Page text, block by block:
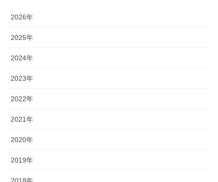
2026年
2025年
2024年
2023年
2022年
2021年
2020年
2019年